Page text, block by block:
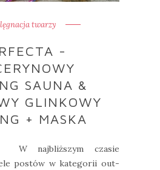
twarzy
-
SAUNA &
GLINKOWY
+ MASKA
W najbliższym czasie
postów w kategorii out-